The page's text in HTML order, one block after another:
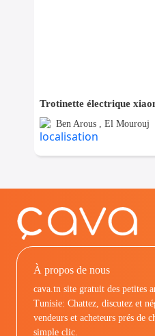
Trotinette électrique
Ben Arous , El Mourouj
À propos de nous
cava.tn site gratuit des petites
Tunisie: Chattez, discutez et
vendeurs et acheteurs prés de
simple clic.